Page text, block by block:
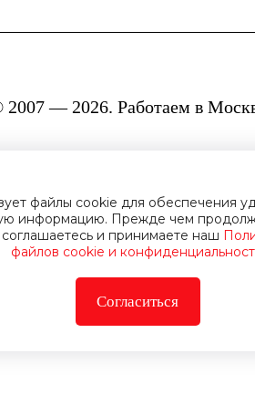
2007 — 2026. Работаем в
файлы cookie для обеспечения
информацию. Прежде чем
и принимаете наш
файлов cookie и
Согласиться